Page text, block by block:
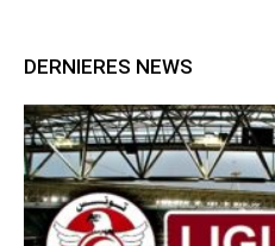
DERNIERES NEWS